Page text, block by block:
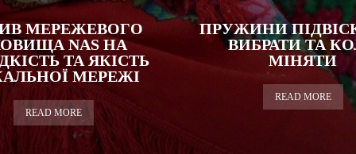
МЕРЕЖЕВОГО
NAS НА
ТА ЯКІСТЬ
МЕРЕЖІ
READ MORE
ПРУЖИНИ
ВИБРАТИ ТА
МІНЯТИ
READ MORE